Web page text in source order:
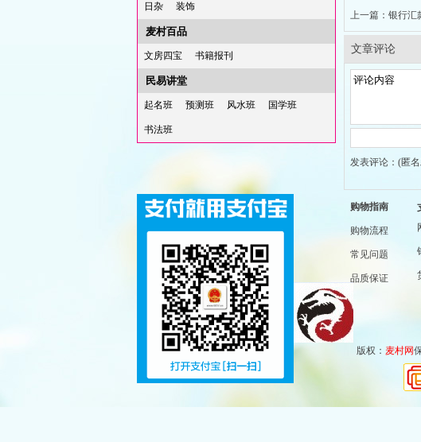
日杂 装饰
麦村百品
文房四宝 书籍报刊
民易讲堂
起名班 预测班 风水班 国学班
书法班
上一篇： 银行汇
文章评论
发表评论：(匿
购物指南
购物流程
常见问题
品质保证
版权 ： 麦村网